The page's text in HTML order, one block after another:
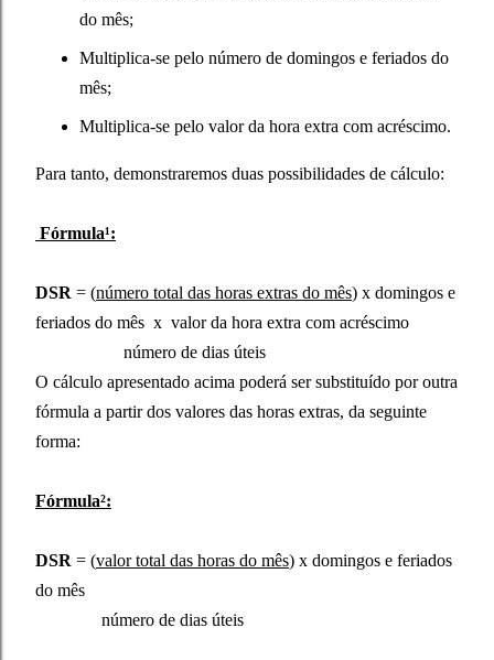
do mês;
Multiplica-se pelo número de domingos e feriados do
mês;
Multiplica-se pelo valor da hora extra com acréscimo.
Para tanto, demonstraremos duas possibilidades de cálculo:
Fórmula¹:
DSR = (número total das horas extras do mês) x domingos e
feriados do mês x valor da hora extra com acréscimo
número de dias úteis
O cálculo apresentado acima poderá ser substituído por outra
fórmula a partir dos valores das horas extras, da seguinte
forma:
Fórmula²:
DSR = (valor total das horas do mês) x domingos e feriados
do mês
número de dias úteis